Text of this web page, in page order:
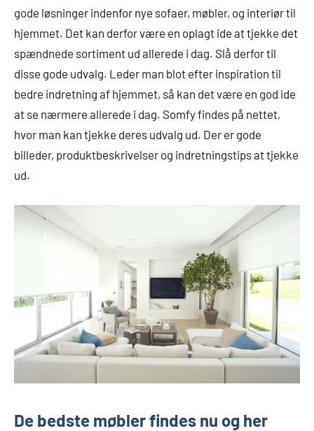
gode løsninger indenfor nye sofaer, møbler, og interiør til
hjemmet. Det kan derfor være en oplagt ide at tjekke det
spændnede sortiment ud allerede i dag. Slå derfor til
disse gode udvalg. Leder man blot efter inspiration til
bedre indretning af hjemmet, så kan det være en god ide
at se nærmere allerede i dag. Somfy findes på nettet,
hvor man kan tjekke deres udvalg ud. Der er gode
billeder, produktbeskrivelser og indretningstips at tjekke
ud.
De bedste møbler findes nu og her